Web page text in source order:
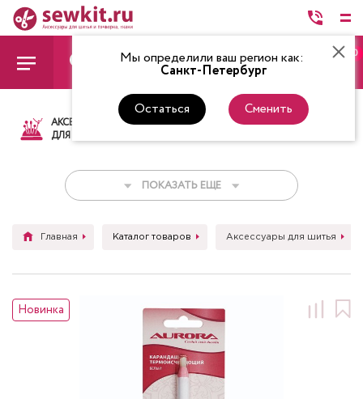
Мы определили ваш регион как:
Санкт-Петербург
Остаться Сменить
0
АКСЕССУАРЫ
ДЛЯ ШИТЬЯ
ТКАНИ НИТКИ
ПОКАЗАТЬ ЕЩЕ
Главная Каталог товаров Аксессуары для шитья
Новинка